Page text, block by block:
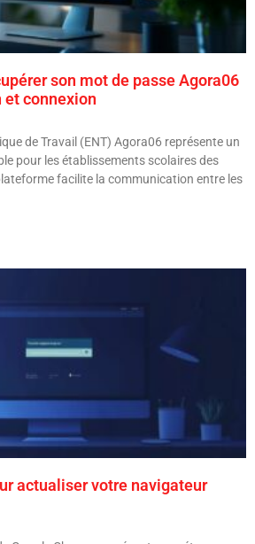
son mot de passe Agora06
et connexion
de Travail (ENT) Agora06 représente un
pour les établissements scolaires des
facilite la communication entre les
actualiser votre navigateur